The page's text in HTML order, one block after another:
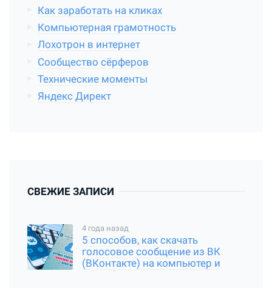
Как заработать на кликах
Компьютерная грамотность
Лохотрон в интернет
Сообщество сёрферов
Технические моменты
Яндекс Директ
СВЕЖИЕ ЗАПИСИ
4 года назад
5 способов, как скачать
голосовое сообщение из ВК
(ВКонтакте) на компьютер и
смартфон